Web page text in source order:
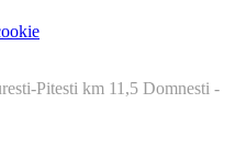
Pitesti km 11,5 Domnesti -